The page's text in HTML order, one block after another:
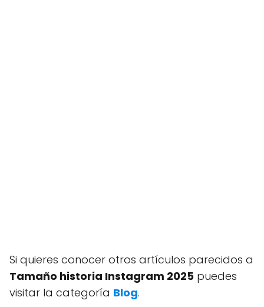
Si quieres conocer otros artículos parecidos a
Tamaño historia Instagram 2025 puedes
visitar la categoría Blog.